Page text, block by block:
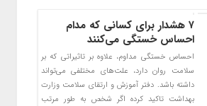
۷ هشدار برای کسانی که مدام
احساس خستگی می‌کنند
احساس خستگی مداوم، علاوه بر تاثیراتی که بر
سلامت روان دارد، علت‌های مختلفی می‌تواند
داشته باشد. دفتر آموزش و ارتقای سلامت وزارت
بهداشت تاکید کرده اگر شخص به طور مرتب